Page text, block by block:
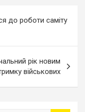
до роботи саміту
рік новим
військових